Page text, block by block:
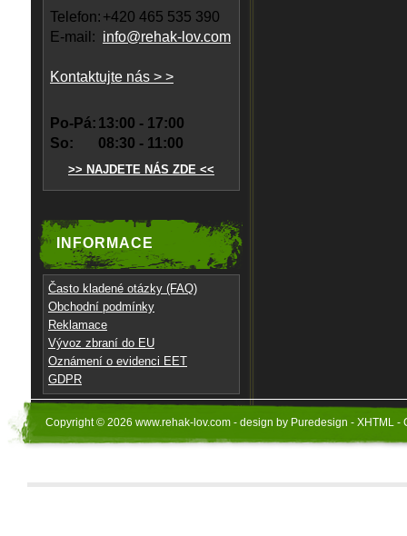
Telefon: +420 465 535 390
E-mail: info@rehak-lov.com
Kontaktujte nás > >
Po-Pá: 13:00 - 17:00
So:
08:30 - 11:00
>> NAJDETE NÁS ZDE <<
INFORMACE
Často kladené otázky (FAQ)
Obchodní podmínky
Reklamace
Vývoz zbraní do EU
Oznámení o evidenci EET
GDPR
Copyright © 2026 www.rehak-lov.com - design by Puredesign - XHTML -